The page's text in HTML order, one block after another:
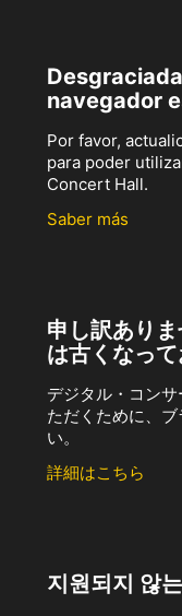
navegador
Por favor,
para poder
Concert Hall.
Saber más
申し訳あり
は古くなっ
デジタル・コン
ただくために、
い。
詳細はこちら
지원되지 않